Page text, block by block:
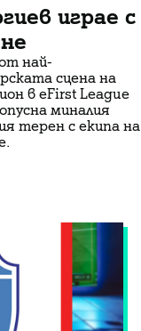
играе с
най-
сцена на
в eFirst League
миналия
терен с екипа на